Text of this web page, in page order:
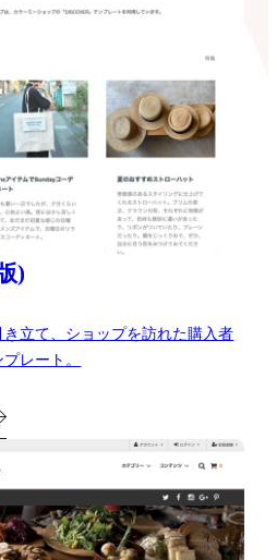
)
立て、ショップを訪れた購入者
レート。